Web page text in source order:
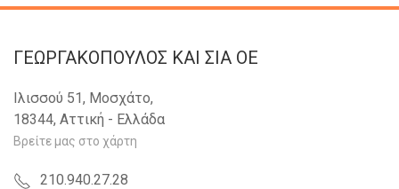
ΓΕΩΡΓΑΚΟΠΟΥΛΟΣ KAI ΣΙΑ OE
Ιλισσού 51, Μοσχάτο,
18344, Αττική - Ελλάδα
Βρείτε μας στο χάρτη
210.940.27.28